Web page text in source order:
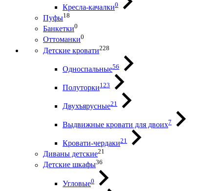
Кресла-качалки0
Пуфы18
Банкетки0
Оттоманки0
Детские кровати228
Односпальные56
Полуторки123
Двухъярусные21
Выдвижные кровати для двоих7
Кровати-чердаки21
Диваны детские21
Детские шкафы36
Угловые0